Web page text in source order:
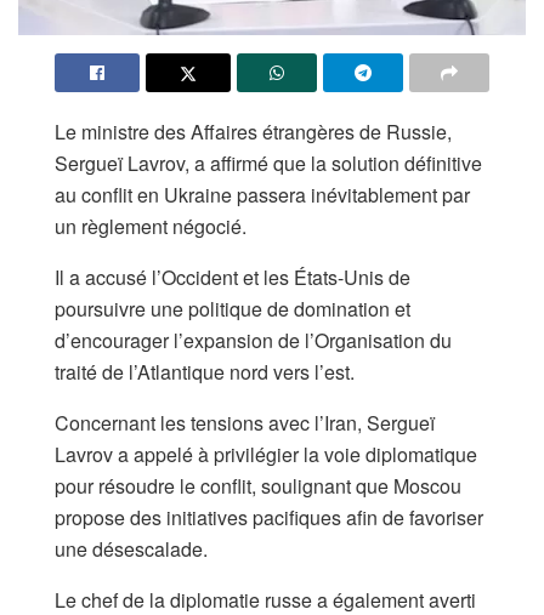
Le ministre des Affaires étrangères de Russie,
Sergueï Lavrov, a affirmé que la solution définitive
au conflit en Ukraine passera inévitablement par
un règlement négocié.
Il a accusé l’Occident et les États-Unis de
poursuivre une politique de domination et
d’encourager l’expansion de l’Organisation du
traité de l’Atlantique nord vers l’est.
Concernant les tensions avec l’Iran, Sergueï
Lavrov a appelé à privilégier la voie diplomatique
pour résoudre le conflit, soulignant que Moscou
propose des initiatives pacifiques afin de favoriser
une désescalade.
Le chef de la diplomatie russe a également averti